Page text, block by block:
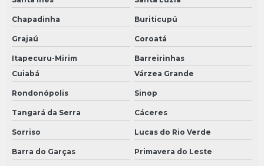
Chapadinha Buriticupú
Grajaú Coroatá
Itapecuru-Mirim
Barreirinhas
Cuiabá
Várzea Grande
Rondonópolis Sinop
Tangará da Serra Cáceres
Sorriso Lucas do Rio Verde
Barra do Garças Primavera do Leste